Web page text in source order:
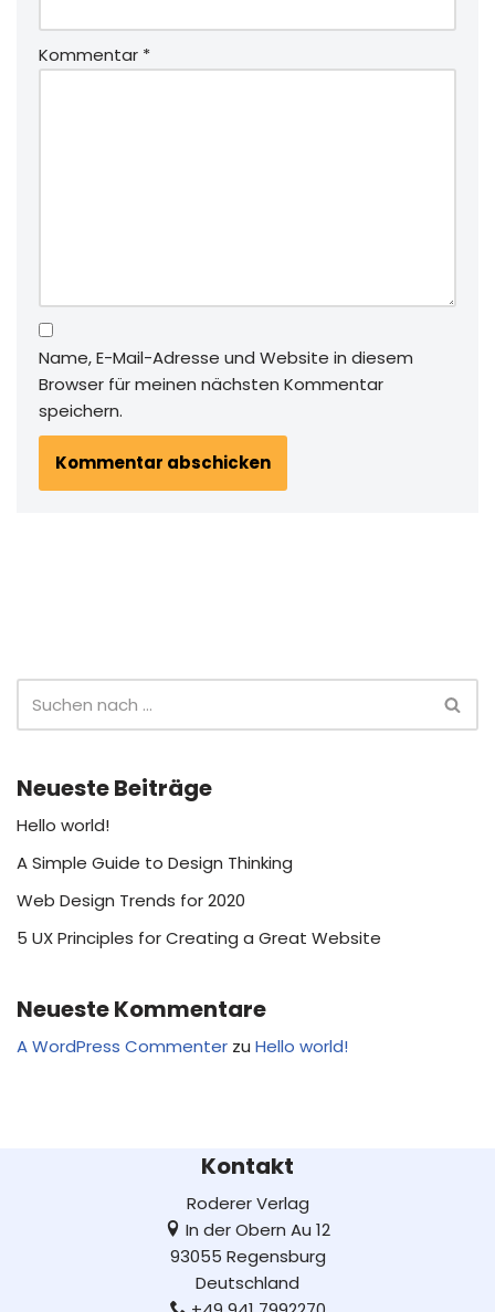
Kommentar *
Name, E-Mail-Adresse und Website in diesem
Browser für meinen nächsten Kommentar
speichern.
Neueste Beiträge
Hello world!
A Simple Guide to Design Thinking
Web Design Trends for 2020
5 UX Principles for Creating a Great Website
Neueste Kommentare
A WordPress Commenter zu Hello world!
Kontakt
Roderer Verlag
In der Obern Au 12
93055 Regensburg
Deutschland